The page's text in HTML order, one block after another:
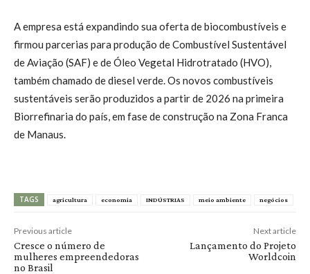
A empresa está expandindo sua oferta de biocombustíveis e
firmou parcerias para produção de Combustível Sustentável
de Aviação (SAF) e de Óleo Vegetal Hidrotratado (HVO),
também chamado de diesel verde. Os novos combustíveis
sustentáveis serão produzidos a partir de 2026 na primeira
Biorrefinaria do país, em fase de construção na Zona Franca
de Manaus.
TAGS agricultura economia INDÚSTRIAS meio ambiente negócios
Previous article
Cresce o número de
mulheres empreendedoras
no Brasil
Next article
Lançamento do Projeto
Worldcoin